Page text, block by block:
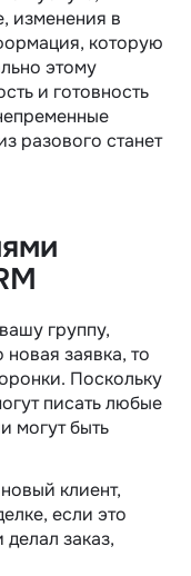
изменения в
которую
этому
и готовность
разового станет
группу,
заявка, то
Поскольку
писать любые
могут быть
клиент,
если это
заказ,